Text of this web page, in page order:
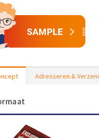
Adresseren &